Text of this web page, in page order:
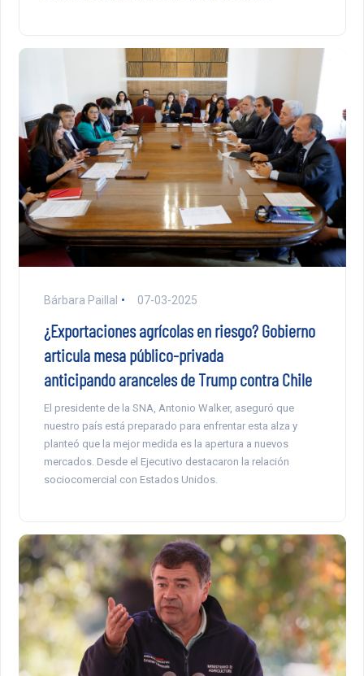
Bárbara Paillal 07-03-2025
¿Exportaciones agrícolas en riesgo? Gobierno
articula mesa público-privada
anticipando aranceles de Trump contra Chile
El presidente de la SNA, Antonio Walker, aseguró que
nuestro país está preparado para enfrentar esta alza y
planteó que la mejor medida es la apertura a nuevos
mercados. Desde el Ejecutivo destacaron la relación
sociocomercial con Estados Unidos.